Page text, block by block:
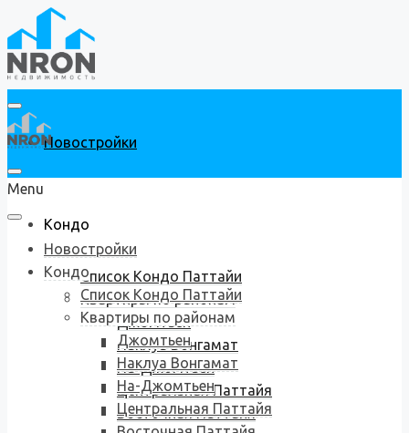
Новостройки
Кондо
Список Кондо Паттайи
Квартиры по районам
Джомтьен
Наклуа Вонгамат
На-Джомтьен
Центральная Паттайя
Восточная Паттайя
Menu
Новостройки
Кондо
Список Кондо Паттайи
Квартиры по районам
Джомтьен
Наклуа Вонгамат
На-Джомтьен
Центральная Паттайя